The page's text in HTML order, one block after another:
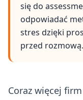
się do
odpowiadać
stres dzięki
przed rozmową.
Coraz więcej